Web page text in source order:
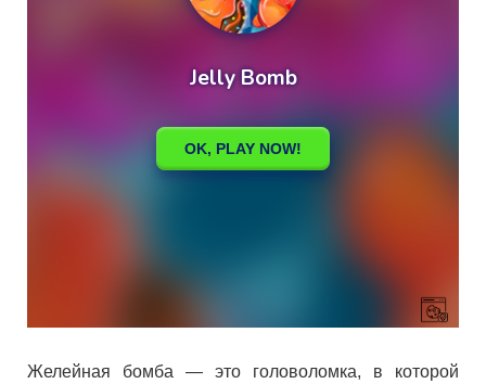
Желейная бомба — это головоломка, в которой